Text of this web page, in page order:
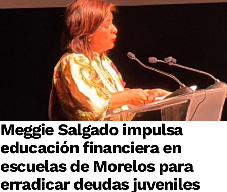
Meggie Salgado impulsa
educación financiera en
escuelas de Morelos para
erradicar deudas juveniles